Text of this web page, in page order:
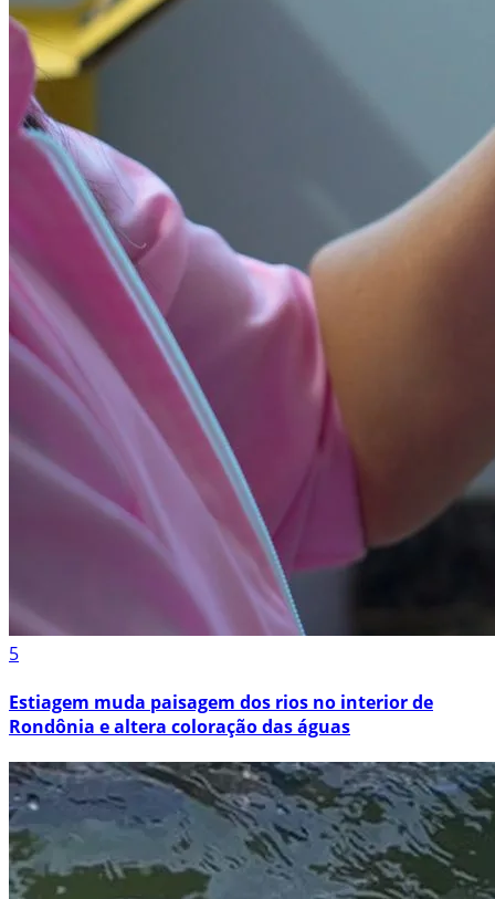
5
Estiagem muda paisagem dos rios no interior de
Rondônia e altera coloração das águas